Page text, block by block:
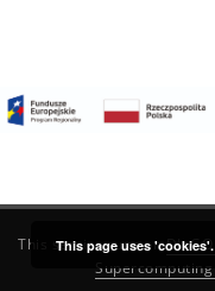
This service runs on
This page uses 'cookies'.